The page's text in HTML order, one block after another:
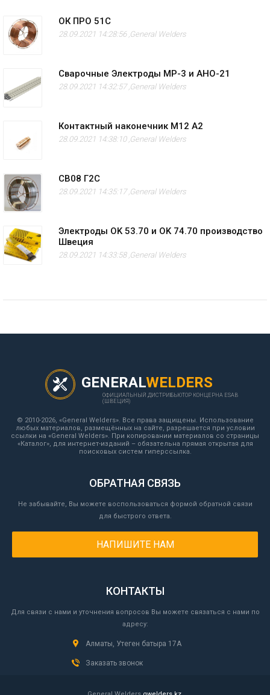
ОК ПРО 51С
28.09.2021 14:28:56 ,General Welders
Сварочные Электроды МР-3 и АНО-21
28.09.2021 14:32:57 ,General Welders
Контактный наконечник M12 А2
28.09.2021 14:38:10 ,General Welders
СВ08 Г2С
28.09.2021 14:35:17 ,General Welders
Электроды OK 53.70 и OK 74.70 производство
Швеция
28.09.2021 14:33:58 ,General Welders
GENERALWELDERS
ОФИЦИАЛЬНЫЙ ДИСТРИБЬЮТОР КОНЦЕРНА ESAB
(ШВЕЦИЯ)
© 2010-2026, «General Welders». Все права защищены. Использование
любых материалов, размещённых на сайте, разрешается при условии
ссылки на «General Welders». При копировании материалов со страницы
«Каталог», для интернет-изданий – обязательна прямая открытая для
поисковых систем гиперссылка.
ОБРАТНАЯ СВЯЗЬ
Не забывайте, Вы можете воспользоваться формой обратной связи
для быстрого ответа.
НАПИШИТЕ НАМ
КОНТАКТЫ
Для связи с нами и уточнения вопросов Вы можете связаться с нами по
адресу:
Алматы, Утеген батыра 17А
Заказать звонок